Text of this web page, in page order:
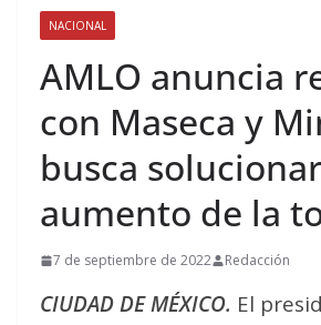
NACIONAL
AMLO anuncia
con Maseca y
busca solucionar
aumento de la
7 de septiembre de 2022 Redacción
CIUDAD DE MÉXICO. El